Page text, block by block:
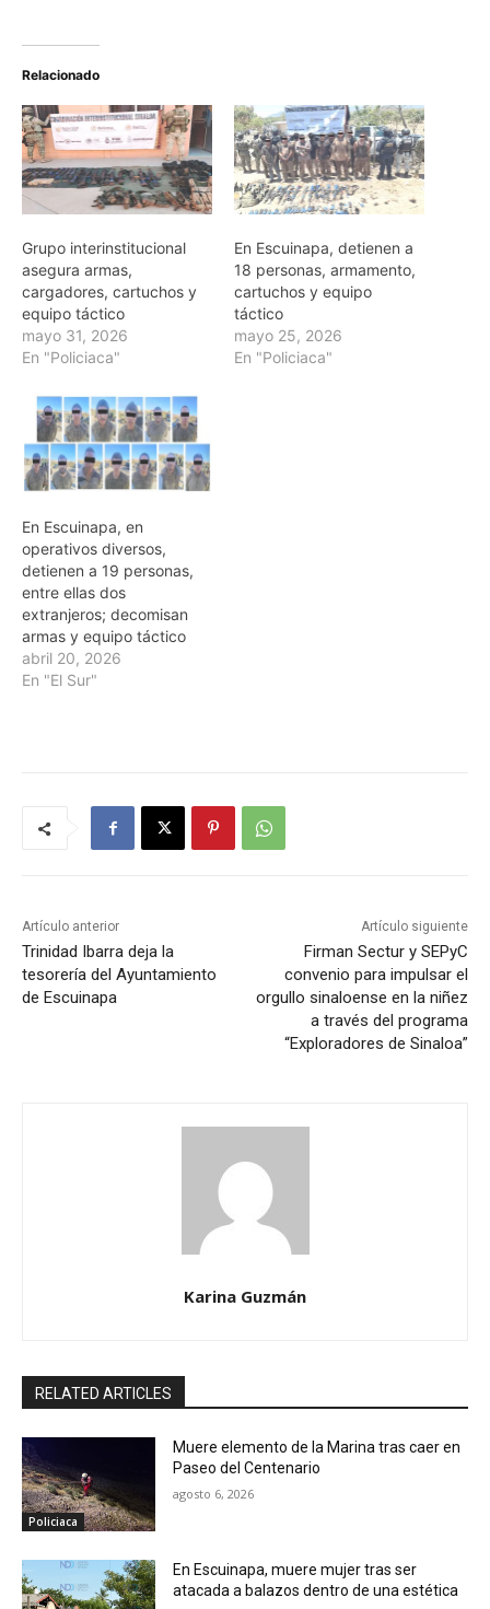
Relacionado
Grupo interinstitucional
asegura armas,
cargadores, cartuchos y
equipo táctico
mayo 31, 2026
En "Policiaca"
En Escuinapa, detienen a
18 personas, armamento,
cartuchos y equipo
táctico
mayo 25, 2026
En "Policiaca"
En Escuinapa, en
operativos diversos,
detienen a 19 personas,
entre ellas dos
extranjeros; decomisan
armas y equipo táctico
abril 20, 2026
En "El Sur"
Artículo anterior
Trinidad Ibarra deja la
tesorería del Ayuntamiento
de Escuinapa
Artículo siguiente
Firman Sectur y SEPyC
convenio para impulsar el
orgullo sinaloense en la niñez
a través del programa
“Exploradores de Sinaloa”
Karina Guzmán
RELATED ARTICLES
Policiaca
Muere elemento de la Marina tras caer en
Paseo del Centenario
agosto 6, 2026
En Escuinapa, muere mujer tras ser
atacada a balazos dentro de una estética